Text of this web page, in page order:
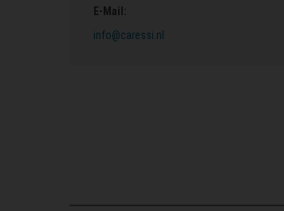
E-Mail:
info@caressi.nl